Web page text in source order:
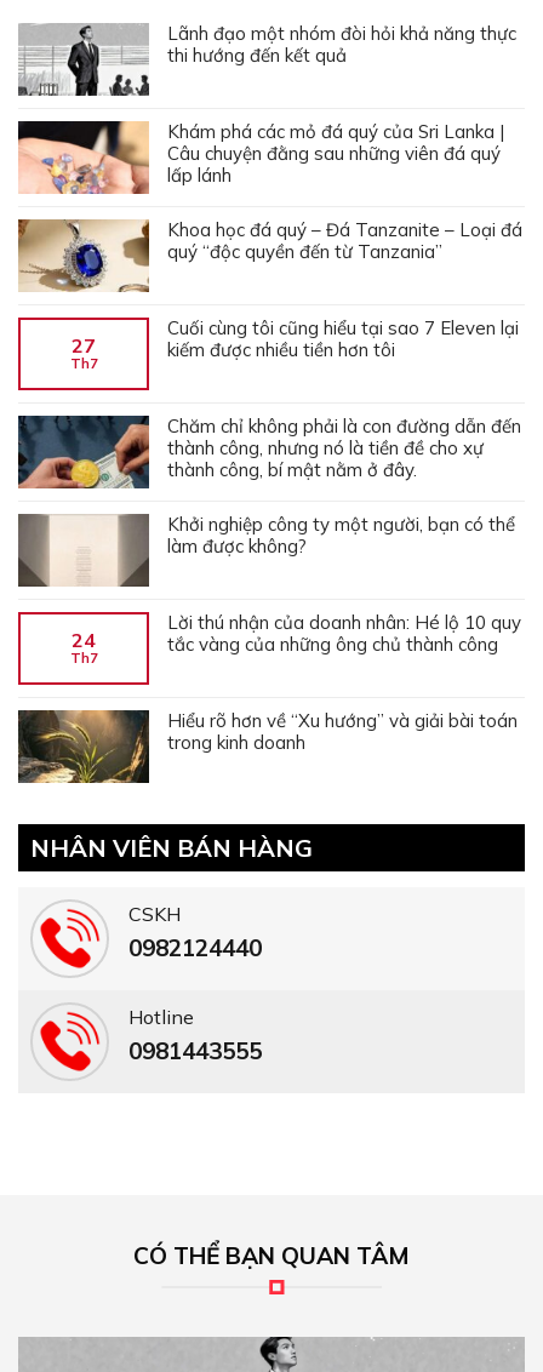
Lãnh đạo một nhóm đòi hỏi khả năng thực
thi hướng đến kết quả
Khám phá các mỏ đá quý của Sri Lanka |
Câu chuyện đằng sau những viên đá quý
lấp lánh
Khoa học đá quý – Đá Tanzanite – Loại đá
quý “độc quyền đến từ Tanzania”
27
Th7
Cuối cùng tôi cũng hiểu tại sao 7 Eleven lại
kiếm được nhiều tiền hơn tôi
Chăm chỉ không phải là con đường dẫn đến
thành công, nhưng nó là tiền đề cho xự
thành công, bí mật nằm ở đây.
Khởi nghiệp công ty một người, bạn có thể
làm được không?
24
Th7
Lời thú nhận của doanh nhân: Hé lộ 10 quy
tắc vàng của những ông chủ thành công
Hiểu rõ hơn về “Xu hướng” và giải bài toán
trong kinh doanh
NHÂN VIÊN BÁN HÀNG
CSKH
0982124440
Hotline
0981443555
CÓ THỂ BẠN QUAN TÂM